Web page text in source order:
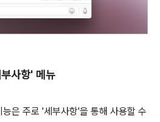
사항' 메뉴
은 주로 '세부사항'을 통해 사용할 수